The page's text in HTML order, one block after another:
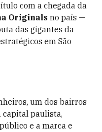
com a chegada da
Originals no país —
das gigantes da
em São
um dos bairros
capital paulista,
e a marca e